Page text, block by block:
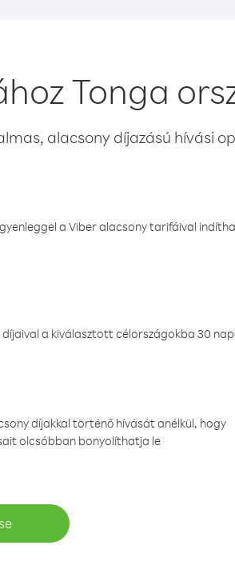
Tonga
alacsony díjazású hívási
a Viber alacsony tarifáival
a kiválasztott célországokba 30
díjakkal történő hívását anélkül, hogy
olcsóbban bonyolíthatja le